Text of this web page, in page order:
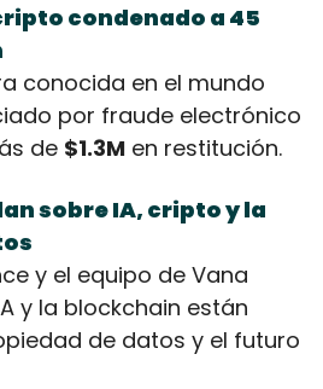
condenado a 45
conocida en el mundo
por fraude electrónico
de $1.3M en restitución.
sobre IA, cripto y la
y el equipo de Vana
y la blockchain están
de datos y el futuro